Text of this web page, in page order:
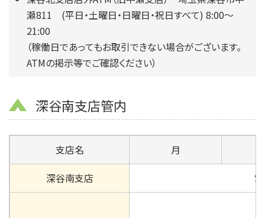
瀬811 (平日・土曜日・日曜日・祝日すべて) 8:00～
21:00
（稼働日であってもお取引できない場合がございます。
ATMの掲示等でご確認ください）
深谷南支店管内
支店名 月
深谷南支店